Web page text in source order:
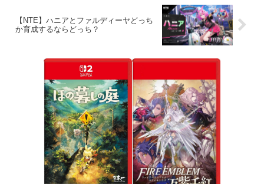
【NTE】ハニアとファルディーヤどっち
か育成するならどっち？